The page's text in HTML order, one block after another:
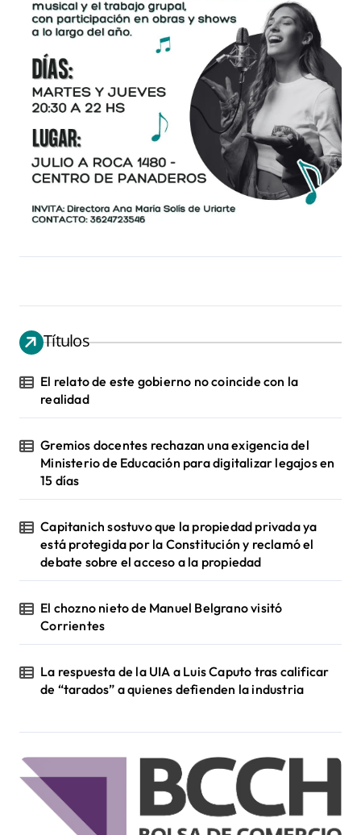
Títulos
El relato de este gobierno no coincide con la
realidad
Gremios docentes rechazan una exigencia del
Ministerio de Educación para digitalizar legajos en
15 días
Capitanich sostuvo que la propiedad privada ya
está protegida por la Constitución y reclamó el
debate sobre el acceso a la propiedad
El chozno nieto de Manuel Belgrano visitó
Corrientes
La respuesta de la UIA a Luis Caputo tras calificar
de “tarados” a quienes defienden la industria